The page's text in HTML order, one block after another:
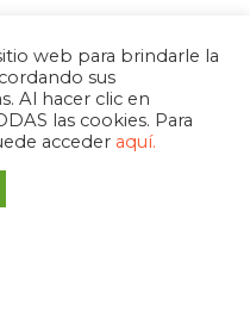
web para brindarle la
sus
Al hacer clic en
las cookies. Para
acceder aquí.